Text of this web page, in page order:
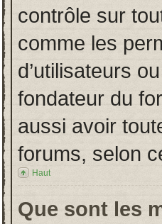
contrôle sur
comme les
d’utilisateurs
fondateur du
aussi avoir
forums, selon
Haut
Que sont les